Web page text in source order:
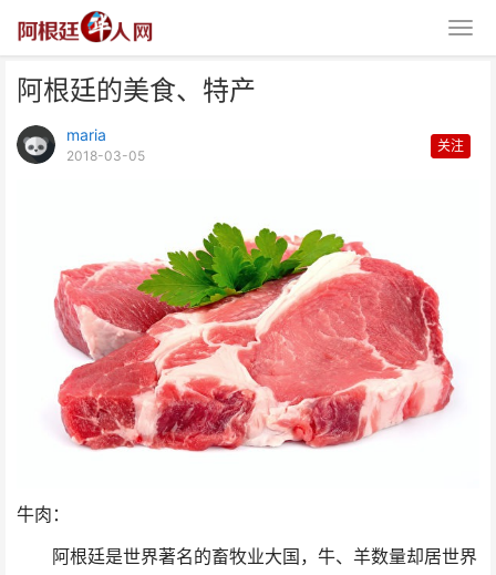
阿根廷的美食、特产
maria
2018-03-05
关注
牛肉：
阿根廷是世界著名的畜牧业大国，牛、羊数量却居世界
阿根廷的美食、特产